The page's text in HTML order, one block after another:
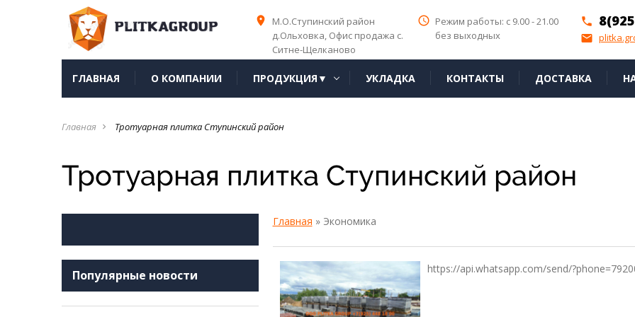
place
М.О.Ступинский район
д.Ольховка,
place
Офис продажа с.
Ситне-Щелканово
access_time Режим работы: с 9.00 - 21.00
без выходных
phone
email
ГЛАВНАЯ О КОМПАНИИ ПРОДУКЦИЯ▼ УКЛАДКА КОНТАКТЫ ДОСТАВКА
Главная navigate_next Тротуарная плитка Ступинский район
Тротуарная плитка Ступинский район
Популярные новости
Главная » Экономика
https://api.whatsapp.com/send/